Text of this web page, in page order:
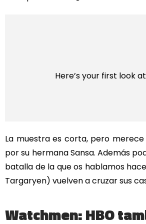
Here’s your first look
La muestra es corta, pero
por su hermana Sansa. Además
batalla de la que os hablamos
Targaryen) vuelven a cruzar sus
Watchmen: HBO